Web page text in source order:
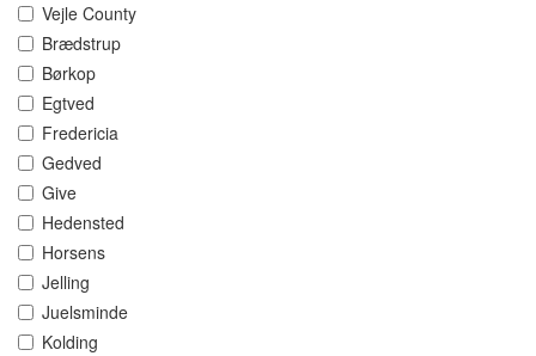
Vejle County
Brædstrup
Børkop
Egtved
Fredericia
Gedved
Give
Hedensted
Horsens
Jelling
Juelsminde
Kolding